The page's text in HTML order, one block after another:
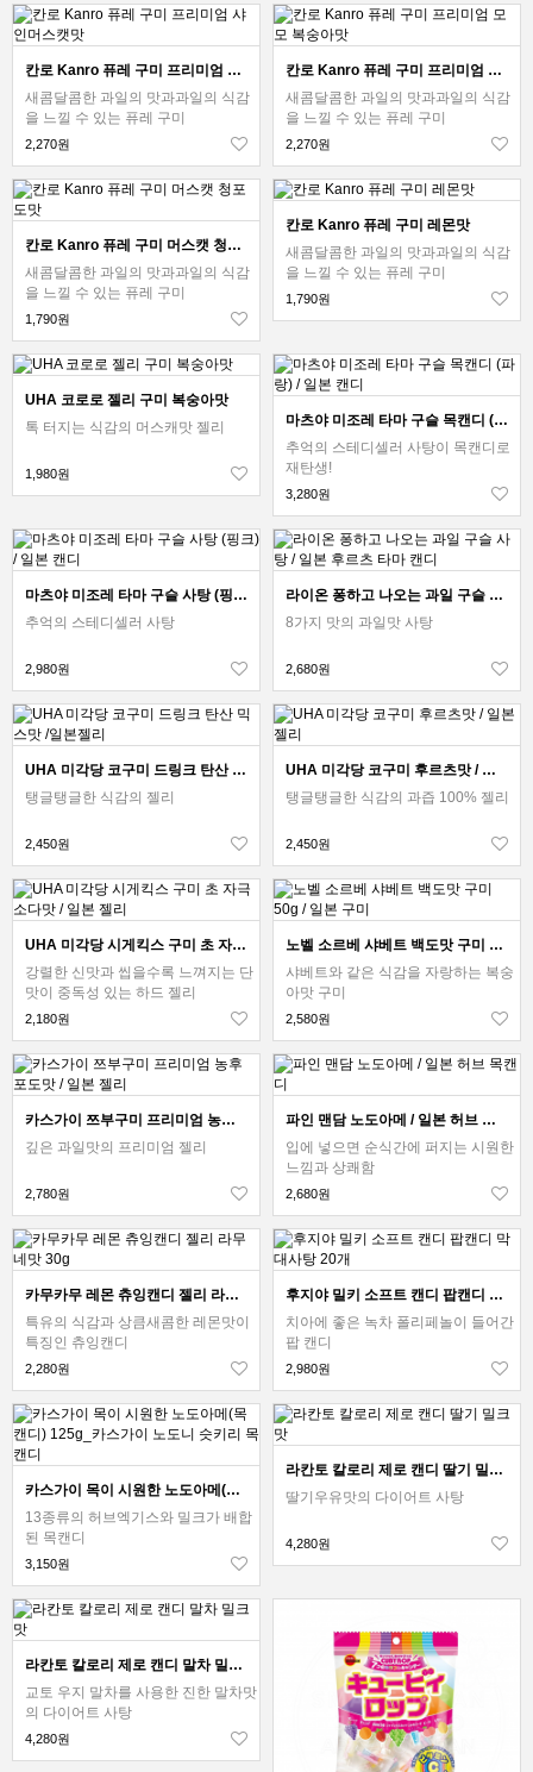
칸로 Kanro 퓨레 구미 프리미엄 샤인머스캣맛
새콤달콤한 과일의 맛과과일의 식감
을 느낄 수 있는 퓨레 구미
2,270원
칸로 Kanro 퓨레 구미 프리미엄 모모 복숭아맛
새콤달콤한 과일의 맛과과일의 식감
을 느낄 수 있는 퓨레 구미
2,270원
칸로 Kanro 퓨레 구미 머스캣 청포도맛
새콤달콤한 과일의 맛과과일의 식감
을 느낄 수 있는 퓨레 구미
1,790원
칸로 Kanro 퓨레 구미 레몬맛
새콤달콤한 과일의 맛과과일의 식감
을 느낄 수 있는 퓨레 구미
1,790원
UHA 코로로 젤리 구미 복숭아맛
톡 터지는 식감의 머스캐맛 젤리
1,980원
마츠야 미조레 타마 구슬 목캔디 (파랑) / 일본 캔디
추억의 스테디셀러 사탕이 목캔디로
재탄생!
3,280원
마츠야 미조레 타마 구슬 사탕 (핑크) / 일본 캔디
추억의 스테디셀러 사탕
2,980원
라이온 퐁하고 나오는 과일 구슬 사탕 / 일본 후르츠 타마 캔디
8가지 맛의 과일맛 사탕
2,680원
UHA 미각당 코구미 드링크 탄산 믹스맛 /일본젤리
탱글탱글한 식감의 젤리
2,450원
UHA 미각당 코구미 후르츠맛 / 일본 젤리
탱글탱글한 식감의 과즙 100% 젤리
2,450원
UHA 미각당 시게킥스 구미 초 자극 소다맛 / 일본 젤리
강렬한 신맛과 씹을수록 느껴지는 단
맛이 중독성 있는 하드 젤리
2,180원
노벨 소르베 샤베트 백도맛 구미 50g / 일본 구미
샤베트와 같은 식감을 자랑하는 복숭
아맛 구미
2,580원
카스가이 쯔부구미 프리미엄 농후 포도맛 / 일본 젤리
깊은 과일맛의 프리미엄 젤리
2,780원
파인 맨담 노도아메 / 일본 허브 목캔디
입에 넣으면 순식간에 퍼지는 시원한
느낌과 상쾌함
2,680원
카무카무 레몬 츄잉캔디 젤리 라무네맛 30g
특유의 식감과 상큼새콤한 레몬맛이
특징인 츄잉캔디
2,280원
후지야 밀키 소프트 캔디 팝캔디 막대사탕 20개
치아에 좋은 녹차 폴리페놀이 들어간
팝 캔디
2,980원
카스가이 목이 시원한 노도아메(목캔디) 125g_카스가이 노도니 슷키리 목캔디
13종류의 허브엑기스와 밀크가 배합
된 목캔디
3,150원
라칸토 칼로리 제로 캔디 딸기 밀크맛
딸기우유맛의 다이어트 사탕
4,280원
라칸토 칼로리 제로 캔디 말차 밀크맛
교토 우지 말차를 사용한 진한 말차맛
의 다이어트 사탕
4,280원